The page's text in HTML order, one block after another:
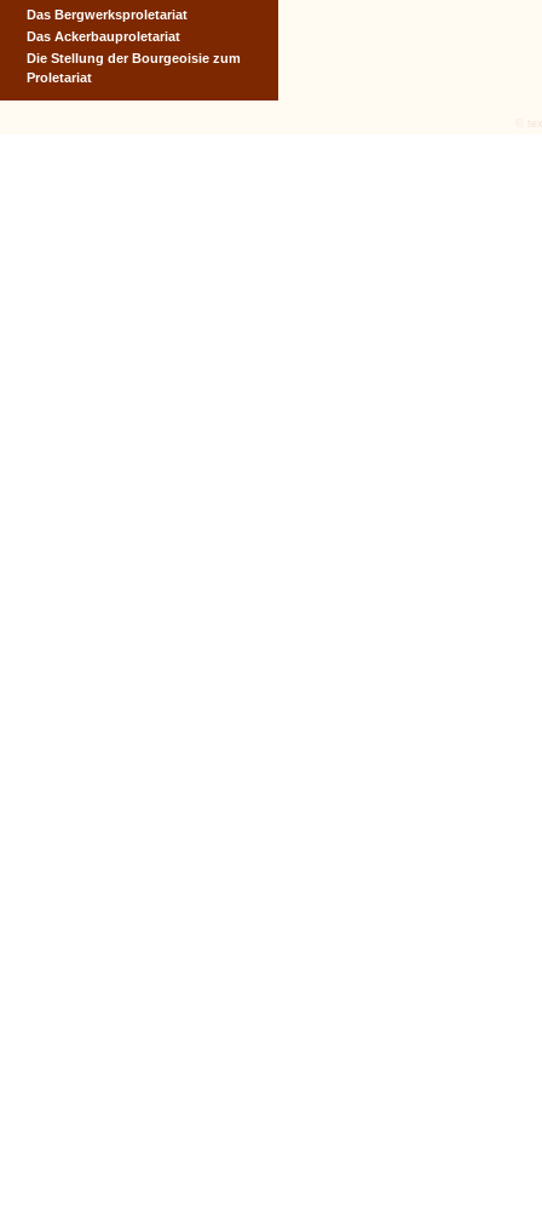
Das Bergwerksproletariat
Das Ackerbauproletariat
Die Stellung der Bourgeoisie zum
Proletariat